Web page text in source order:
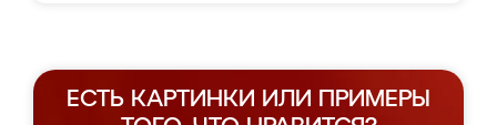
ЕСТЬ КАРТИНКИ ИЛИ ПРИМЕРЫ